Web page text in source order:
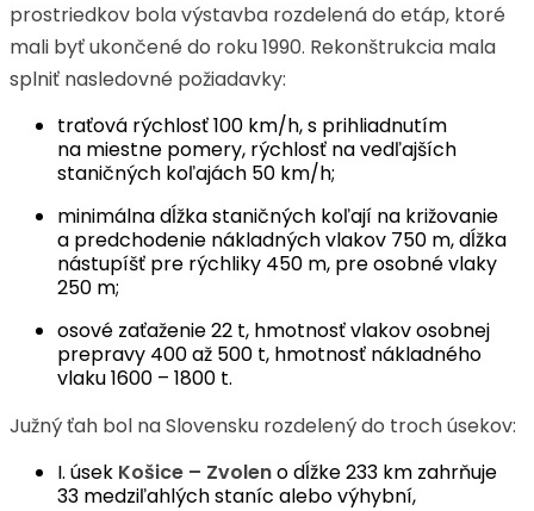
prostriedkov bola výstavba rozdelená do etáp, ktoré
mali byť ukončené do roku 1990. Rekonštrukcia mala
splniť nasledovné požiadavky:
traťová rýchlosť 100 km/h, s prihliadnutím
na miestne pomery, rýchlosť na vedľajších
staničných koľajách 50 km/h;
minimálna dĺžka staničných koľají na križovanie
a predchodenie nákladných vlakov 750 m, dĺžka
nástupíšť pre rýchliky 450 m, pre osobné vlaky
250 m;
osové zaťaženie 22 t, hmotnosť vlakov osobnej
prepravy 400 až 500 t, hmotnosť nákladného
vlaku 1600 – 1800 t.
Južný ťah bol na Slovensku rozdelený do troch úsekov:
I. úsek Košice – Zvoleno dĺžke 233 km zahrňuje
33 medziľahlých staníc alebo výhybní,